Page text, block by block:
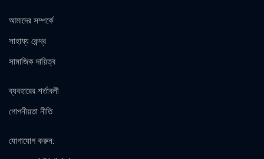
আমাদের সম্পর্কে
সাহায্য কেন্দ্র
সামাজিক দায়িত্ব
ব্যবহারের শর্তাবলী
গোপনীয়তা নীতি
যোগাযোগ করুন: